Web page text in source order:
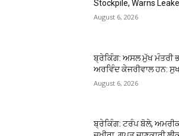
Stockpile, Warns
August 6, 2026
ਬ੍ਰੇਕਿੰਗ: ਅਸਲ ਮੁੱਖ ਮੰਤਰੀ
ਅਰਵਿੰਦ ਕੇਜਰੀਵਾਲ ਹਨ:
August 6, 2026
ਬ੍ਰੇਕਿੰਗ: ਟਰੰਪ ਬੋਲੇ,